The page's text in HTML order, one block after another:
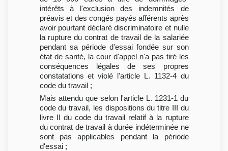
intérêts à l'exclusion des indemnités de
préavis et des congés payés afférents après
avoir pourtant déclaré discriminatoire et nulle
la rupture du contrat de travail de la salariée
pendant sa période d'essai fondée sur son
état de santé, la cour d'appel n'a pas tiré les
conséquences légales de ses propres
constatations et violé l'article L. 1132-4 du
code du travail ;
Mais attendu que selon l'article L. 1231-1 du
code du travail, les dispositions du titre III du
livre II du code du travail relatif à la rupture
du contrat de travail à durée indéterminée ne
sont pas applicables pendant la période
d'essai ;